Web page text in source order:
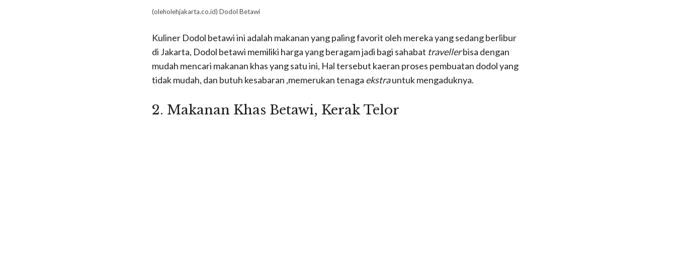
(oleholehjakarta.co.id) Dodol Betawi
Kuliner Dodol betawi ini adalah makanan yang paling favorit oleh mereka yang sedang berlibur
di Jakarta, Dodol betawi memiliki harga yang beragam jadi bagi sahabat travellerbisa dengan
mudah mencari makanan khas yang satu ini, Hal tersebut kaeran proses pembuatan dodol yang
tidak mudah, dan butuh kesabaran ,memerukan tenaga ekstrauntuk mengaduknya.
2. Makanan Khas Betawi, Kerak Telor